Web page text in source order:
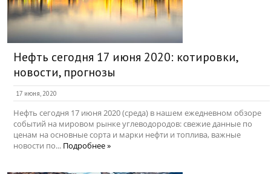
Нефть сегодня 17 июня 2020: котировки,
новости, прогнозы
17 июня, 2020
Нефть сегодня 17 июня 2020 (среда) в нашем ежедневном обзоре
событий на мировом рынке углеводородов: свежие данные по
ценам на основные сорта и марки нефти и топлива, важные
новости по... Подробнее »